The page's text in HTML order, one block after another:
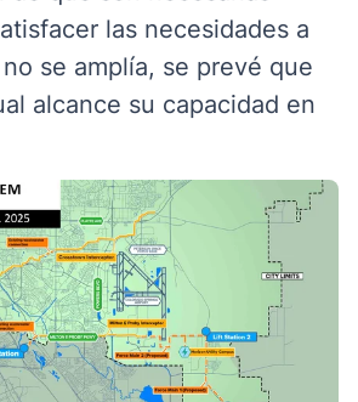
las necesidades a
se amplía, se prevé que
alcance su capacidad en